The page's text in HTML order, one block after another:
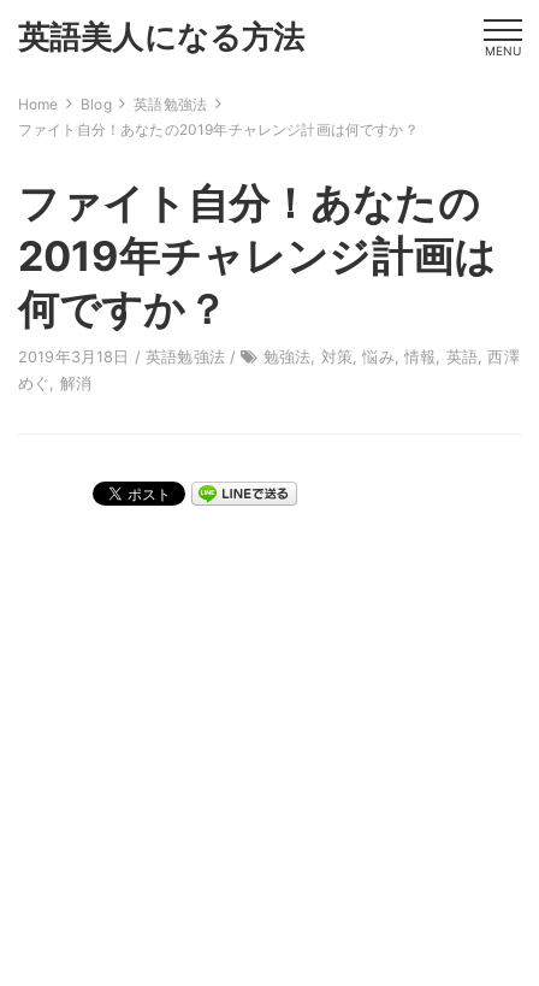
英語美人になる方法 MENU
Home Blog
英語勉強法
ファイト自分！あなたの2019年チャレンジ計画は何ですか？
ファイト自分！あなたの
2019年チャレンジ計画は
何ですか？
2019年3月18日 /英語勉強法/ 勉強法 対策 ,悩み ,情報 英語 ,西澤
めぐ
解消